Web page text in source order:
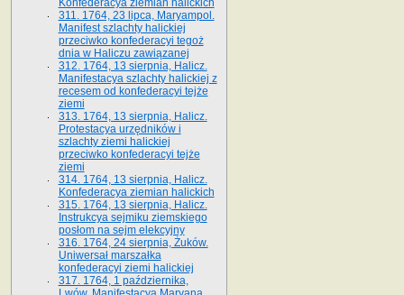
Konfederacya ziemian halickich
311. 1764, 23 lipca, Maryampol.
Manifest szlachty halickiej
przeciwko konfederacyi tegoż
dnia w Haliczu zawiązanej
312. 1764, 13 sierpnia, Halicz.
Manifestacya szlachty halickiej z
recesem od konfederacyi tejże
ziemi
313. 1764, 13 sierpnia, Halicz.
Protestacya urzędników i
szlachty ziemi halickiej
przeciwko konfederacyi tejże
ziemi
314. 1764, 13 sierpnia, Halicz.
Konfederacya ziemian halickich
315. 1764, 13 sierpnia, Halicz.
Instrukcya sejmiku ziemskiego
posłom na sejm elekcyjny
316. 1764, 24 sierpnia, Żuków.
Uniwersał marszałka
konfederacyi ziemi halickiej
317. 1764, 1 października,